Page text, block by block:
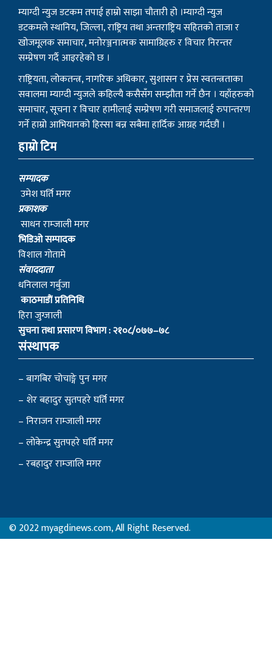
म्याग्दी न्युज डटकम तपाई हाम्रो साझा चौतारी हो ।म्याग्दी न्युज
डटकमले स्थानिय, जिल्ला, राष्ट्रिय तथा अन्तराष्ट्रिय सहितको ताजा र
खोजमूलक समाचार, मनोरञ्जनात्मक सामाग्रिहरु र विचार निरन्तर
सम्प्रेषण गर्दै आइरहेको छ ।
राष्ट्रियता, लोकतन्त्र, नागरिक अधिकार, सुशासन र प्रेस स्वतन्त्रताका
सवालमा म्याग्दी न्युजले कहिल्यै कसैसँग सम्झौता गर्ने छैन । यहाँहरुको
समाचार, सूचना र विचार हामीलाई सम्प्रेषण गरी समाजलाई रुपान्तरण
गर्ने हाम्रो आभियानको हिस्सा बन्न सबैमा हार्दिक आग्रह गर्दछौं ।
हाम्रो टिम
सम्पादक
उमेश घर्ति मगर
प्रकाशक
साधन राम्जाली मगर
भिडिओ सम्पादक
विशाल गोतामे
स‌ंवाददाता
धनिलाल गर्बुजा
काठमाडाैं प्रतिनिधि
हिरा जुग्जाली
सुचना तथा प्रसारण विभाग : २१०८/०७७–७८
संस्थापक
– बागबिर चोचाङ्गे पुन मगर
– शेर बहादुर सुतपहरे घर्ति मगर
– निराजन राम्जाली मगर
– लोकेन्द्र सुतपहरे घर्ति मगर
– रबहादुर राम्जालि मगर
© 2022 myagdinews.com, All Right Reserved.